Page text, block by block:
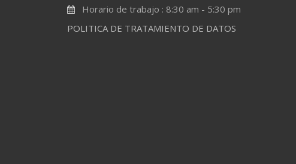
Horario de trabajo : 8:30 am - 5:30 pm
POLITICA DE TRATAMIENTO DE DATOS